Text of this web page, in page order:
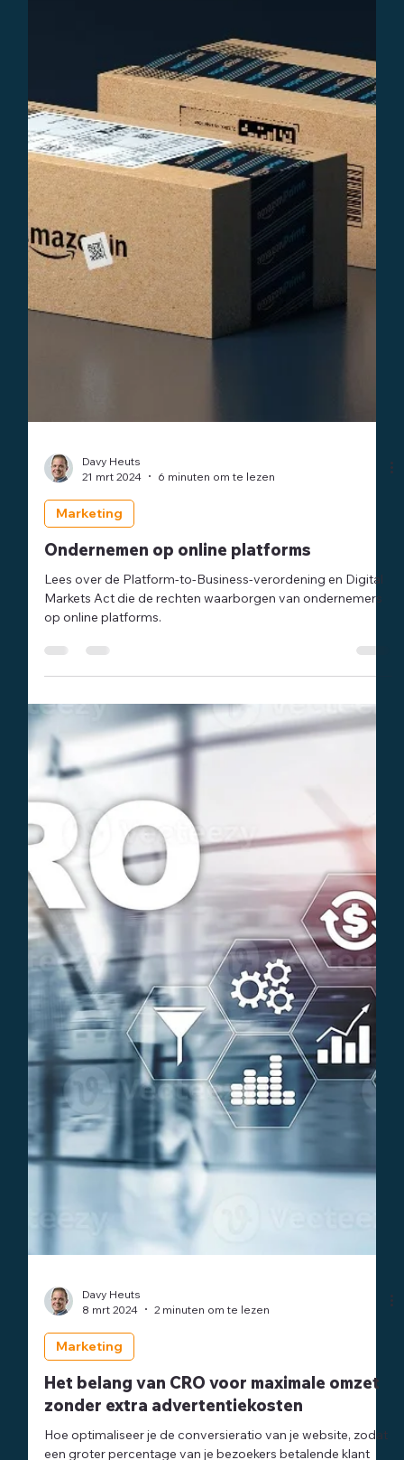
21 mrt 2024
Ondernemen op online platforms
Lees over de Platform-to-Business-verordening en Digital
Markets Act die de rechten waarborgen van ondernemers
op online platforms.